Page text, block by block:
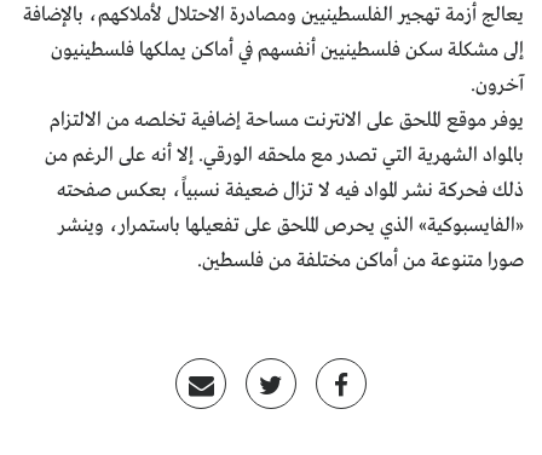
يعالج أزمة تهجير الفلسطينيين ومصادرة الاحتلال لأملاكهم، بالإضافة
إلى مشكلة سكن فلسطينيين أنفسهم في أماكن يملكها فلسطينيون
آخرون.
يوفر موقع الملحق على الانترنت مساحة إضافية تخلصه من الالتزام
بالمواد الشهرية التي تصدر مع ملحقه الورقي. إلا أنه على الرغم من
ذلك فحركة نشر المواد فيه لا تزال ضعيفة نسبياً، بعكس صفحته
«الفايسبوكية» الذي يحرص الملحق على تفعيلها باستمرار، وينشر
صورا متنوعة من أماكن مختلفة من فلسطين.